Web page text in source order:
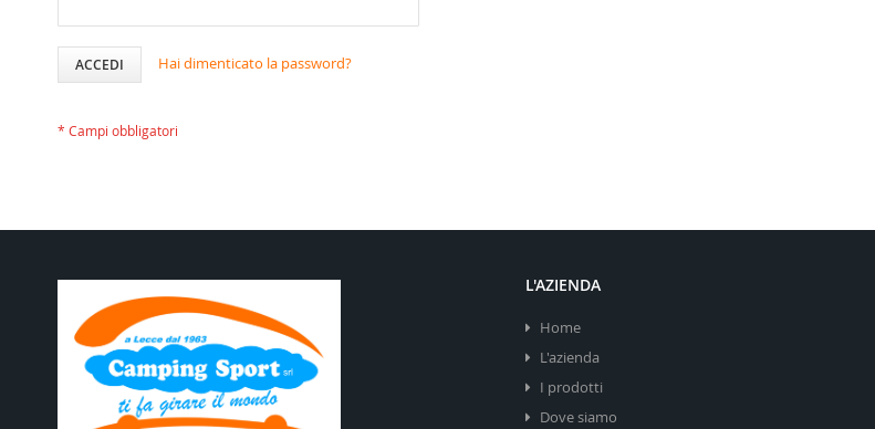
ACCEDI Hai dimenticato la password?
L'AZIENDA
Home
L'azienda
I prodotti
Dove siamo